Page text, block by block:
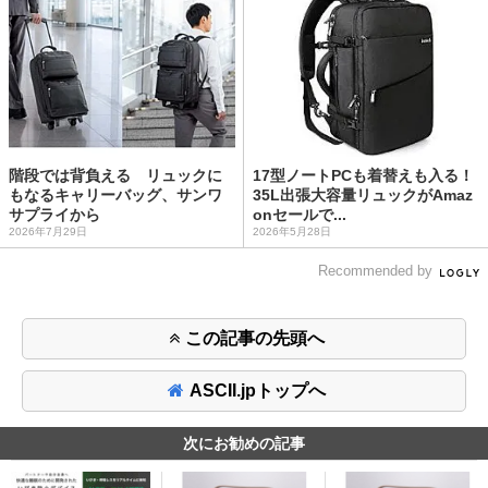
階段では背負える リュックに
もなるキャリーバッグ、サンワ
サプライから
2026年7月29日
17型ノートPCも着替えも入る！
35L出張大容量リュックがAmaz
onセールで...
2026年5月28日
Recommended by
この記事の先頭へ
ASCII.jpトップへ
次にお勧めの記事